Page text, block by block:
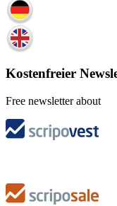
Kostenfreier
Free newsletter about